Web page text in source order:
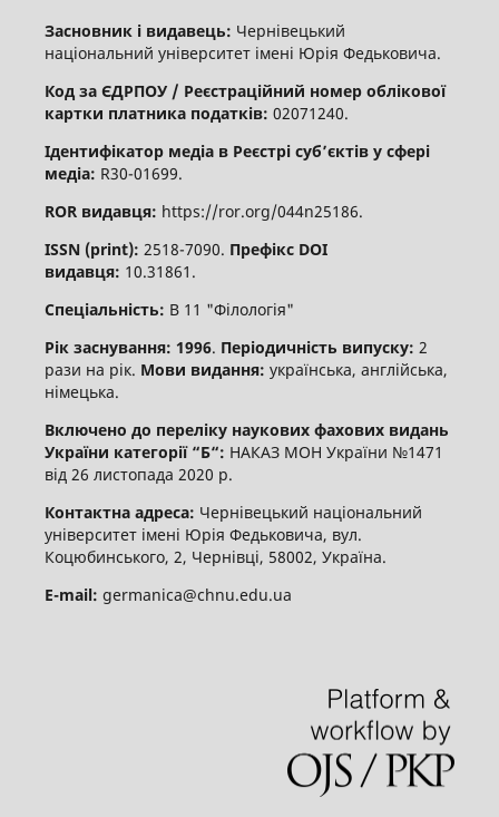
Засновник і видавець: Чернівецький
національний університет імені Юрія Федьковича.
Код за ЄДРПОУ / Реєстраційний номер облікової
картки платника податків: 02071240.
Ідентифікатор медіа в Реєстрі суб’єктів у сфері
медіа: R30-01699.
ROR видавця: https://ror.org/044n25186.
ISSN (print): 2518-7090. Префікс DOI
видавця: 10.31861.
Спеціальність: В 11 "Філологія"
Рік заснування: 1996. Періодичність випуску: 2
рази на рік. Мови видання: українська, англійська,
німецька.
Включено до переліку наукових фахових видань
України категорії “Б“: НАКАЗ МОН України №1471
від 26 листопада 2020 р.
Контактна адреса: Чернівецький національний
університет імені Юрія Федьковича, вул.
Коцюбинського, 2, Чернівці, 58002, Україна.
E-mail: germanica@chnu.edu.ua